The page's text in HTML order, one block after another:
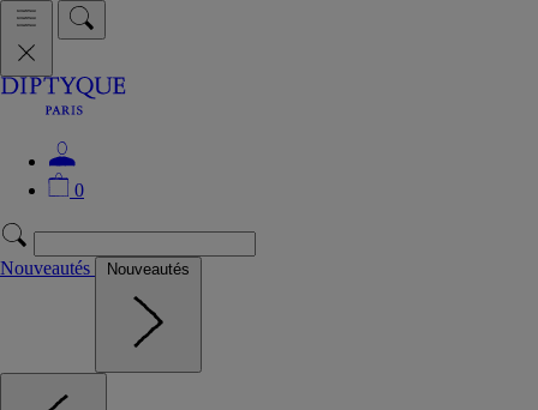
0
Nouveautés Nouveautés